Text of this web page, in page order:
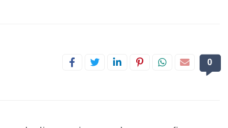
0